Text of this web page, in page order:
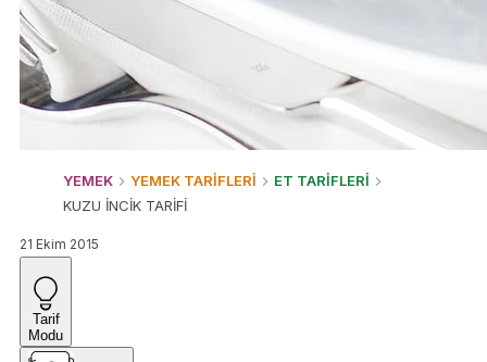
YEMEK YEMEK TARİFLERİ
ET TARİFLERİ
KUZU İNCİK TARİFİ
21 Ekim 2015
Tarif
Modu